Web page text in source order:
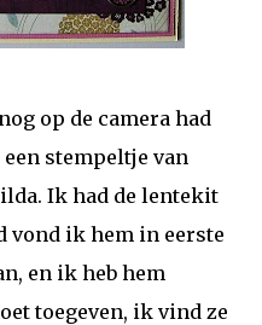
op de camera had
stempeltje van
Ik had de lentekit
vond ik hem in eerste
en ik heb hem
toegeven, ik vind ze